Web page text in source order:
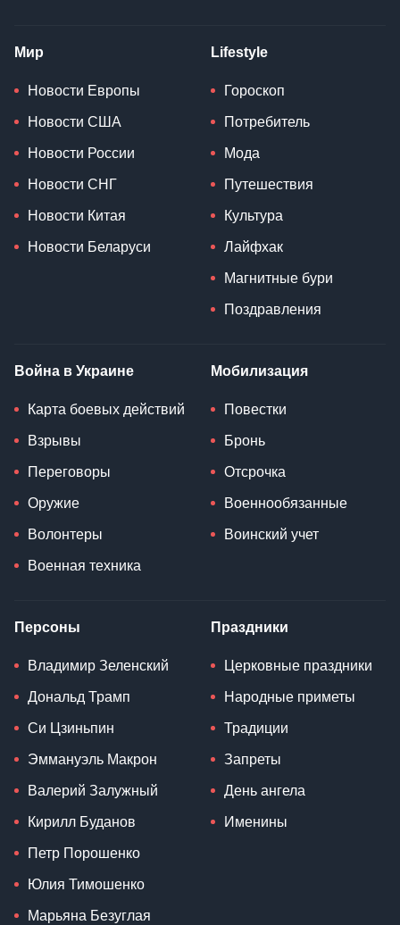
Мир
Новости Европы
Новости США
Новости России
Новости СНГ
Новости Китая
Новости Беларуси
Lifestyle
Гороскоп
Потребитель
Мода
Путешествия
Культура
Лайфхак
Магнитные бури
Поздравления
Война в Украине
Карта боевых действий
Взрывы
Переговоры
Оружие
Волонтеры
Военная техника
Мобилизация
Повестки
Бронь
Отсрочка
Военнообязанные
Воинский учет
Персоны
Владимир Зеленский
Дональд Трамп
Си Цзиньпин
Эммануэль Макрон
Валерий Залужный
Кирилл Буданов
Петр Порошенко
Юлия Тимошенко
Марьяна Безуглая
Праздники
Церковные праздники
Народные приметы
Традиции
Запреты
День ангела
Именины